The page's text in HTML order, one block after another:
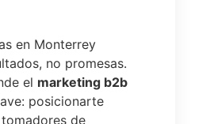
en Monterrey
no promesas.
el marketing b2b
posicionarte
de